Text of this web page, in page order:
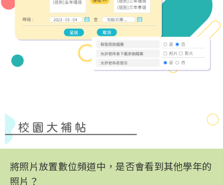
將照片放置數位頻道中，是否會看到其他學年的
照片？